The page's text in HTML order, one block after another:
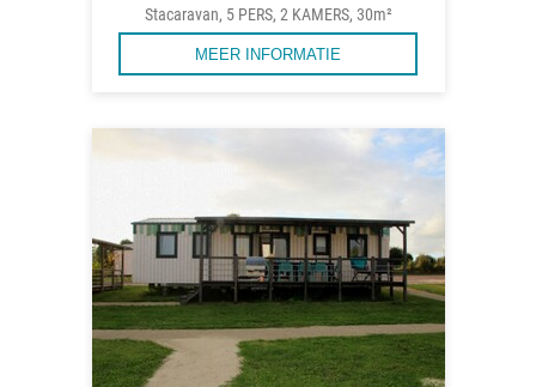
Stacaravan, 5 PERS, 2 KAMERS, 30m²
MEER INFORMATIE